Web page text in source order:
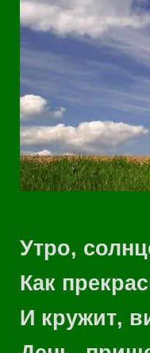
Утро,
Как
И кружит,